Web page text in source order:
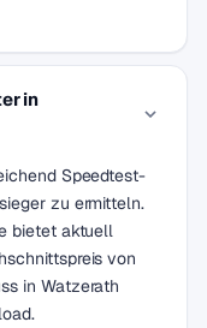
in
Speedtest-
zu ermitteln.
bietet aktuell
von
in Watzerath